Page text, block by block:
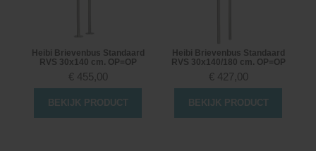
Heibi Brievenbus Standaard
RVS 30x140 cm. OP=OP
€ 455,00
BEKIJK PRODUCT
Heibi Brievenbus Standaard
RVS 30x140/180 cm. OP=OP
€ 427,00
BEKIJK PRODUCT